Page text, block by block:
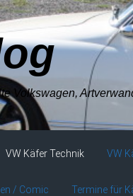
Volkswagen,
VW Käfer Technik VW
/ Comic Termine für